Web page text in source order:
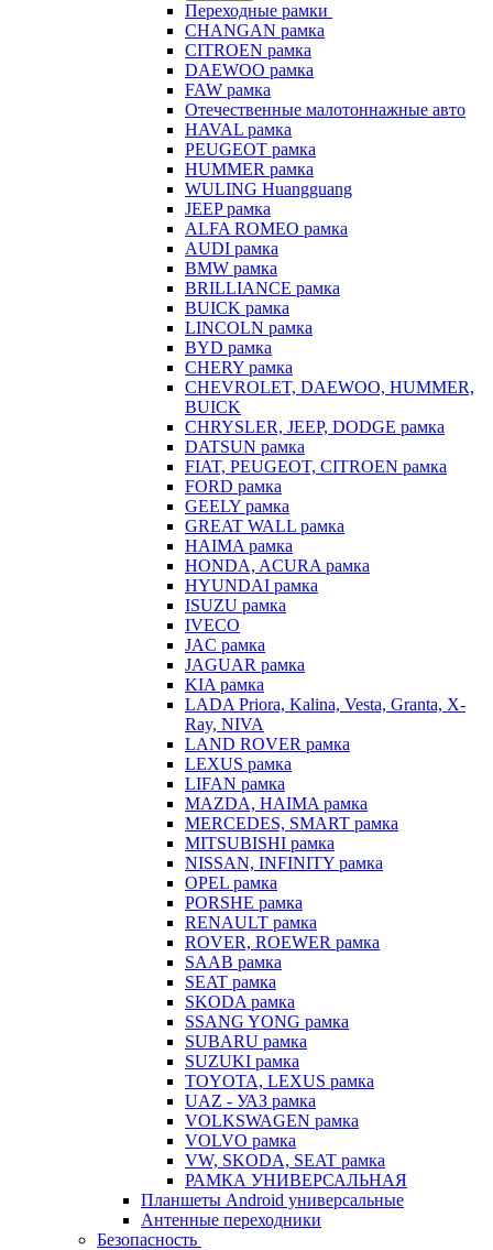
Переходные рамки
CHANGAN рамка
CITROEN рамка
DAEWOO рамка
FAW рамка
Отечественные малотоннажные авто
HAVAL рамка
PEUGEOT рамка
HUMMER рамка
WULING Huangguang
JEEP рамка
ALFA ROMEO рамка
AUDI рамка
BMW рамка
BRILLIANCE рамка
BUICK рамка
LINCOLN рамка
BYD рамка
CHERY рамка
CHEVROLET, DAEWOO, HUMMER,
BUICK
CHRYSLER, JEEP, DODGE рамка
DATSUN рамка
FIAT, PEUGEOT, CITROEN рамка
FORD рамка
GEELY рамка
GREAT WALL рамка
HAIMA рамка
HONDA, ACURA рамка
HYUNDAI рамка
ISUZU рамка
IVECO
JAC рамка
JAGUAR рамка
KIA рамка
LADA Priora, Kalina, Vesta, Granta, X-
Ray, NIVA
LAND ROVER рамка
LEXUS рамка
LIFAN рамка
MAZDA, HAIMA рамка
MERCEDES, SMART рамка
MITSUBISHI рамка
NISSAN, INFINITY рамка
OPEL рамка
PORSHE рамка
RENAULT рамка
ROVER, ROEWER рамка
SAAB рамка
SEAT рамка
SKODA рамка
SSANG YONG рамка
SUBARU рамка
SUZUKI рамка
TOYOTA, LEXUS рамка
UAZ - УАЗ рамка
VOLKSWAGEN рамка
VOLVO рамка
VW, SKODA, SEAT рамка
РАМКА УНИВЕРСАЛЬНАЯ
Планшеты Android универсальные
Антенные переходники
Безопасность